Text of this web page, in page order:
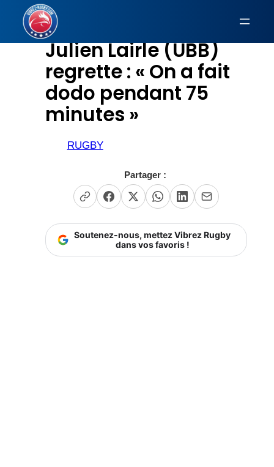
Aller
contenu Julien Lairle (UBB)
regrette : « On a fait
dodo pendant 75
minutes »
RUGBY
Partager :
Soutenez-nous, mettez Vibrez Rugby
dans vos favoris !